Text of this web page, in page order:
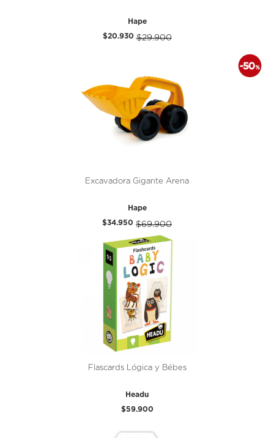
Hape
$20.930 $29.900
Excavadora Gigante Arena
Hape
$34.950 $69.900
Flascards Lógica y Bébes
Headu
$59.900